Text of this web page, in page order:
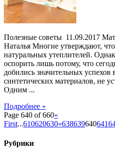
Полезные советы 11.09.2017
Наталья Многие утверждают,
натуральных утеплителей.
оспорить лишь потому, что
добились значительных успехов
синтетических материалов, не
Одним ...
Подробнее »
Page 640 of 660«
First...610620630«638639640641
Рубрики